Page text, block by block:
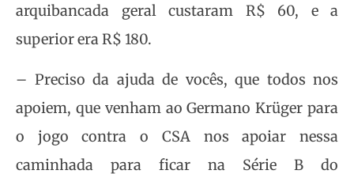
arquibancada geral custaram R$ 60, e a
superior era R$ 180.
– Preciso da ajuda de vocês, que todos nos
apoiem, que venham ao Germano Krüger para
o jogo contra o CSA nos apoiar nessa
caminhada para ficar na Série B do